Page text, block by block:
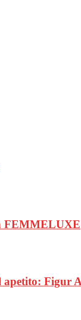
FEMMELUXE
apetito: Figur